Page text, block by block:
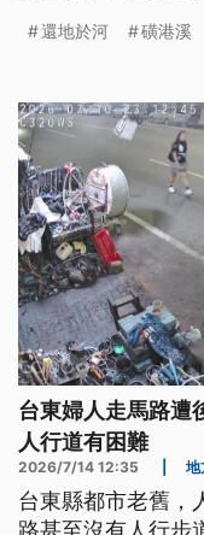
還地於河 磺港溪
台東婦人走馬路遭
人行道有困難
2026/7/14 12:35 地
台東縣都市老舊，
路甚至沒有人行步